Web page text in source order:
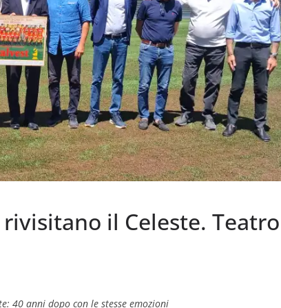
il Celeste. Teatro
40 anni dopo con le stesse emozioni